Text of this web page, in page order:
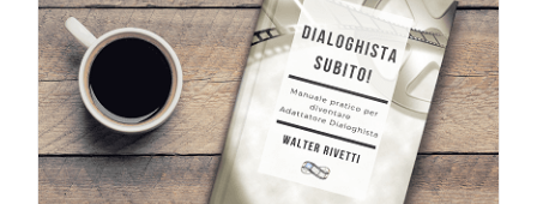
AGGIUNGI AL CARRELLO / DETTAGLI